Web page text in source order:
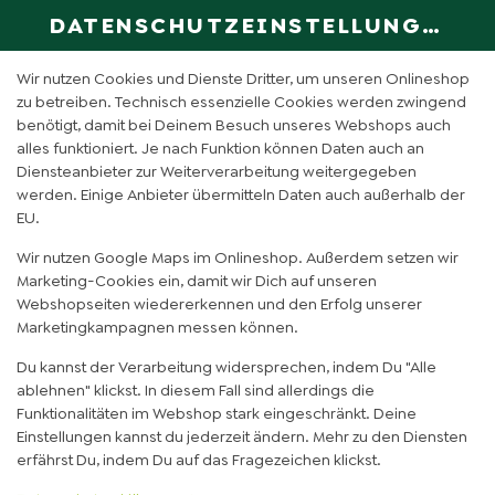
DATENSCHUTZEINSTELLUNGEN
Wir nutzen Cookies und Dienste Dritter, um unseren Onlineshop
zu betreiben. Technisch essenzielle Cookies werden zwingend
benötigt, damit bei Deinem Besuch unseres Webshops auch
alles funktioniert. Je nach Funktion können Daten auch an
Diensteanbieter zur Weiterverarbeitung weitergegeben
werden. Einige Anbieter übermitteln Daten auch außerhalb der
EU.
Wir nutzen Google Maps im Onlineshop. Außerdem setzen wir
Marketing-Cookies ein, damit wir Dich auf unseren
Webshopseiten wiedererkennen und den Erfolg unserer
Marketingkampagnen messen können.
Du kannst der Verarbeitung widersprechen, indem Du "Alle
ablehnen" klickst. In diesem Fall sind allerdings die
Funktionalitäten im Webshop stark eingeschränkt. Deine
Einstellungen kannst du jederzeit ändern. Mehr zu den Diensten
erfährst Du, indem Du auf das Fragezeichen klickst.
DE
BÄRENZAUBER (NORMAL)